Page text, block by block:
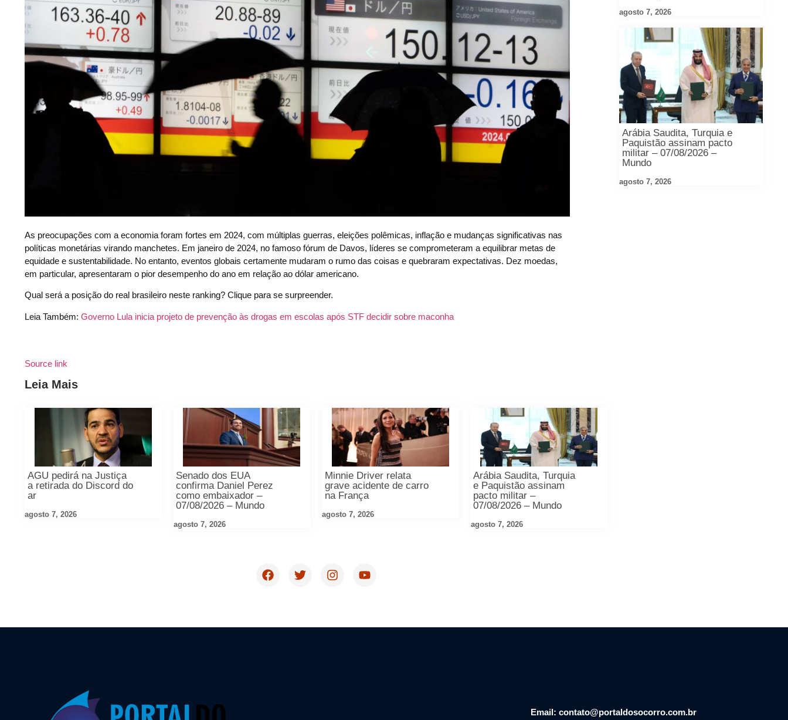
As preocupações com a economia foram fortes em 2024, com múltiplas guerras, eleições polêmicas, inflação e mudanças significativas nas
políticas monetárias virando manchetes. Em janeiro de 2024, no famoso fórum de Davos, líderes se comprometeram a equilibrar metas de
equidade e sustentabilidade. No entanto, eventos globais certamente mudaram o rumo das coisas e quebraram expectativas. Dez moedas,
em particular, apresentaram o pior desempenho do ano em relação ao dólar americano.
Qual será a posição do real brasileiro neste ranking? Clique para se surpreender.
Leia Também: Governo Lula inicia projeto de prevenção às drogas em escolas após STF decidir sobre maconha
Source link
Leia Mais
AGU pedirá na Justiça
a retirada do Discord do
ar
agosto 7, 2026
Senado dos EUA
confirma Daniel Perez
como embaixador –
07/08/2026 – Mundo
agosto 7, 2026
Minnie Driver relata
grave acidente de carro
na França
agosto 7, 2026
Arábia Saudita, Turquia
e Paquistão assinam
pacto militar –
07/08/2026 – Mundo
agosto 7, 2026
agosto 7, 2026
Arábia Saudita, Turquia e
Paquistão assinam pacto
militar – 07/08/2026 –
Mundo
agosto 7, 2026
Email: contato@portaldosocorro.com.br